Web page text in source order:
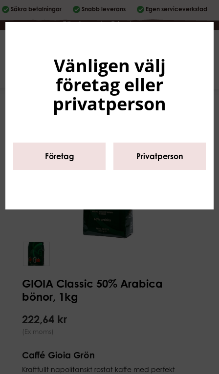
Säkra betalningar Snabb leverans Egen serviceverkstad
Företag | Privatperson
0
GIOIA Classic 50% Arabica
bönor, 1kg
222,64 kr
(Ex moms)
Caffé Gioia Grön
Kraftfullt napolitanskt rostat kaffe med perfekt
Vänligen välj
företag eller
privatperson
Företag Privatperson